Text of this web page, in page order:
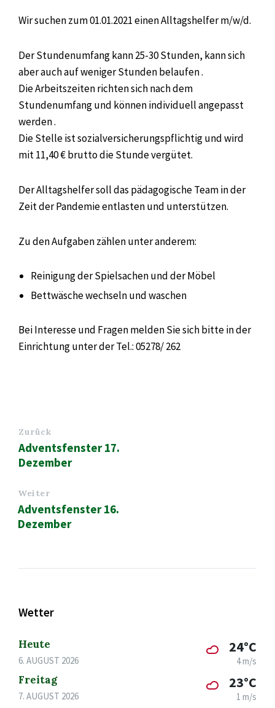
Wir suchen zum 01.01.2021 einen Alltagshelfer m/w/d.
Der Stundenumfang kann 25-30 Stunden, kann sich
aber auch auf weniger Stunden belaufen .
Die Arbeitszeiten richten sich nach dem
Stundenumfang und können individuell angepasst
werden .
Die Stelle ist sozialversicherungspflichtig und wird
mit 11,40 € brutto die Stunde vergütet.
Der Alltagshelfer soll das pädagogische Team in der
Zeit der Pandemie entlasten und unterstützen.
Zu den Aufgaben zählen unter anderem:
Reinigung der Spielsachen und der Möbel
Bettwäsche wechseln und waschen
Bei Interesse und Fragen melden Sie sich bitte in der
Einrichtung unter der Tel.: 05278/ 262
Zurück
Adventsfenster 17.
Dezember
Weiter
Adventsfenster 16.
Dezember
Wetter
Heute
6. AUGUST 2026
24°C
4 m/s
Freitag
7. AUGUST 2026
23°C
1 m/s